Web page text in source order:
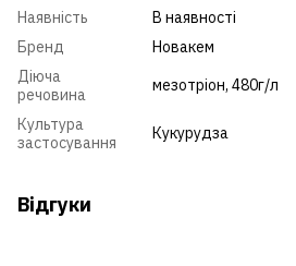
Наявність
В наявності
Бренд
Новакем
Діюча
речовина
мезотріон, 480г/л
Культура
застосування
Кукурудза
Відгуки